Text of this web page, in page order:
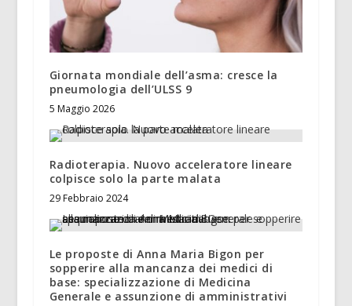
Giornata mondiale dell’asma: cresce la
pneumologia dell’ULSS 9
5 Maggio 2026
Radioterapia. Nuovo acceleratore lineare
colpisce solo la parte malata
29 Febbraio 2024
Le proposte di Anna Maria Bigon per
sopperire alla mancanza dei medici di
base: specializzazione di Medicina
Generale e assunzione di amministrativi